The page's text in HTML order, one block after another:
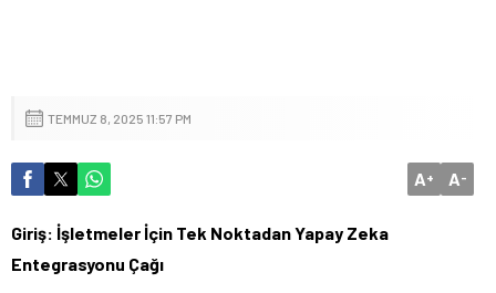
TEMMUZ 8, 2025 11:57 PM
A+ A-
Giriş: İşletmeler İçin Tek Noktadan Yapay Zeka
Entegrasyonu Çağı